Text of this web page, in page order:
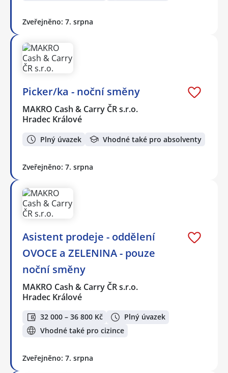
Zveřejněno: 7. srpna
Picker/ka - noční směny
MAKRO Cash & Carry ČR s.r.o.
Hradec Králové
Plný úvazek Vhodné také pro absolventy
Zveřejněno: 7. srpna
Asistent prodeje - oddělení
OVOCE a ZELENINA - pouze
noční směny
MAKRO Cash & Carry ČR s.r.o.
Hradec Králové
32 000 – 36 800 Kč
Plný úvazek
Vhodné také pro cizince
Zveřejněno: 7. srpna